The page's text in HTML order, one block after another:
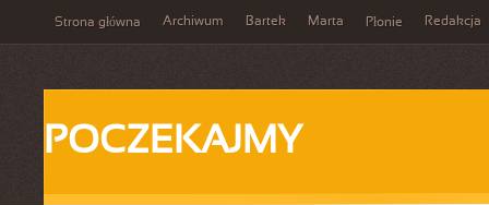
Strona główna Archiwum Bartek Marta Płonie Redakcja
POCZEKAJMY